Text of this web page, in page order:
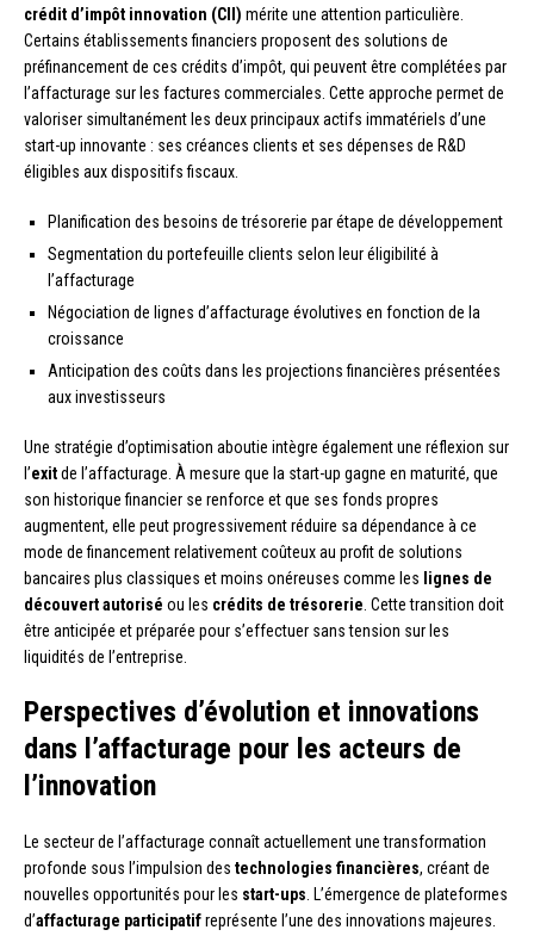
crédit d’impôt innovation (CII) mérite une attention particulière.
Certains établissements financiers proposent des solutions de
préfinancement de ces crédits d’impôt, qui peuvent être complétées par
l’affacturage sur les factures commerciales. Cette approche permet de
valoriser simultanément les deux principaux actifs immatériels d’une
start-up innovante : ses créances clients et ses dépenses de R&D
éligibles aux dispositifs fiscaux.
Planification des besoins de trésorerie par étape de développement
Segmentation du portefeuille clients selon leur éligibilité à
l’affacturage
Négociation de lignes d’affacturage évolutives en fonction de la
croissance
Anticipation des coûts dans les projections financières présentées
aux investisseurs
Une stratégie d’optimisation aboutie intègre également une réflexion sur
l’exitde l’affacturage. À mesure que la start-up gagne en maturité, que
son historique financier se renforce et que ses fonds propres
augmentent, elle peut progressivement réduire sa dépendance à ce
mode de financement relativement coûteux au profit de solutions
bancaires plus classiques et moins onéreuses comme les lignes de
découvert autorisé ou les crédits de trésorerie . Cette transition doit
être anticipée et préparée pour s’effectuer sans tension sur les
liquidités de l’entreprise.
Perspectives d’évolution et innovations
dans l’affacturage pour les acteurs de
l’innovation
Le secteur de l’affacturage connaît actuellement une transformation
profonde sous l’impulsion des technologies financières, créant de
nouvelles opportunités pour les start-ups . L’émergence de plateformes
d’affacturage participatifreprésente l’une des innovations majeures.